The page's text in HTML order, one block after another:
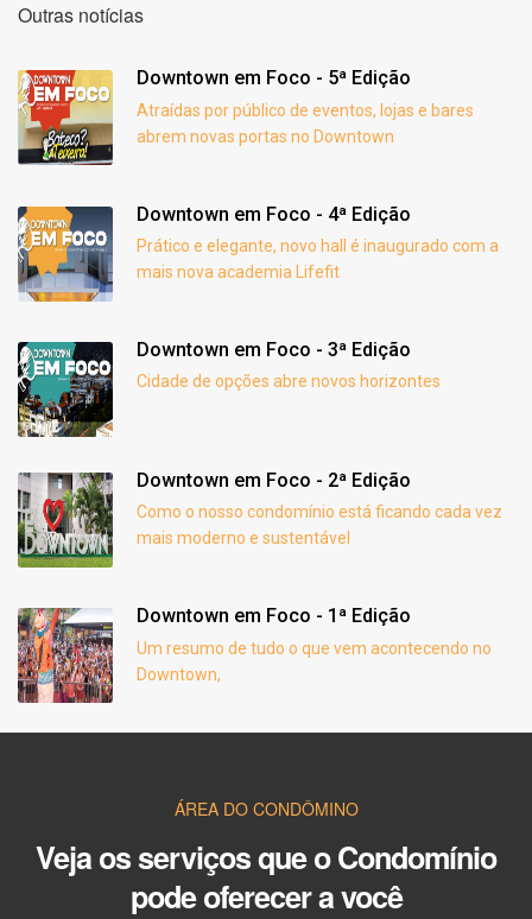
Outras notícias
Downtown em Foco - 5ª Edição
Atraídas por público de eventos, lojas e bares
abrem novas portas no Downtown
Downtown em Foco - 4ª Edição
Prático e elegante, novo hall é inaugurado com a
mais nova academia Lifefit
Downtown em Foco - 3ª Edição
Cidade de opções abre novos horizontes
Downtown em Foco - 2ª Edição
Como o nosso condomínio está ficando cada vez
mais moderno e sustentável
Downtown em Foco - 1ª Edição
Um resumo de tudo o que vem acontecendo no
Downtown,
ÁREA DO CONDÔMINO
Veja os serviços que o Condomínio
pode oferecer a você